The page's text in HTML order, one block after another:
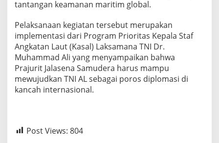
e
a
m
a
K
a
k
a
tantangan keamanan maritim global.
Pelaksanaan kegiatan tersebut merupakan
implementasi dari Program Prioritas Kepala Staf
Angkatan Laut (Kasal) Laksamana TNI Dr.
Muhammad Ali yang menyampaikan bahwa
Prajurit Jalasena Samudera harus mampu
mewujudkan TNI AL sebagai poros diplomasi di
kancah internasional.
Post Views: 804